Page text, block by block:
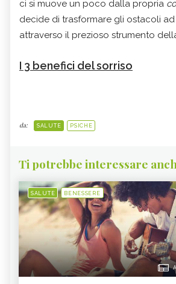
ci si muove un poco dalla propria
decide di trasformare gli ostacoli
attraverso il prezioso strumento
I 3 benefici del sorriso
da: SALUTE PSICHE
Ti potrebbe interessare
SALUTE BENESSERE